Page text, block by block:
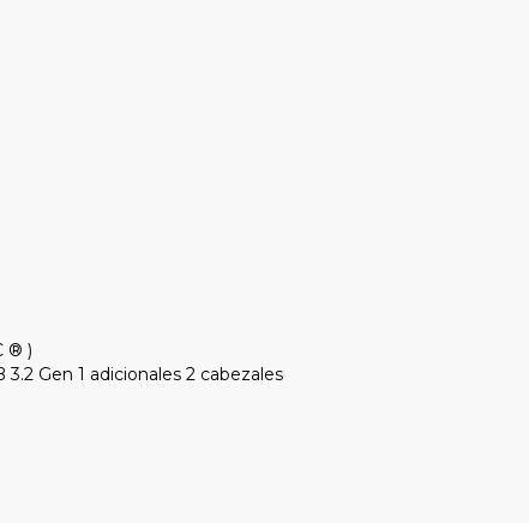
® )
Gen 1 adicionales 2 cabezales